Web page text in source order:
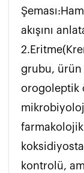
akışını
grubu, ürün
orogoleptik
kontrolü,